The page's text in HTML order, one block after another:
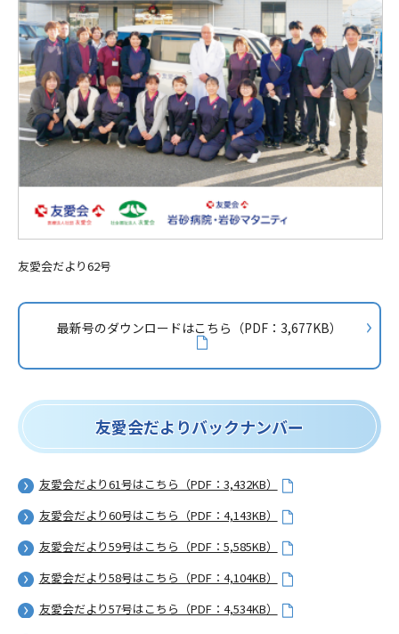
友愛会だより62号
最新号のダウンロードはこちら（PDF：3,677KB）
友愛会だよりバックナンバー
友愛会だより61号はこちら（PDF：3,432KB）
友愛会だより60号はこちら（PDF：4,143KB）
友愛会だより59号はこちら（PDF：5,585KB）
友愛会だより58号はこちら（PDF：4,104KB）
友愛会だより57号はこちら（PDF：4,534KB）